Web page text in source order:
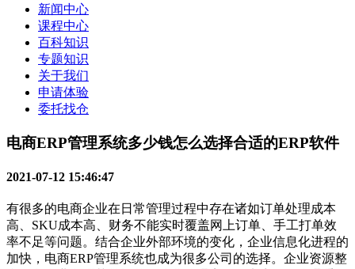
新闻中心
课程中心
百科知识
专题知识
关于我们
申请体验
委托找仓
电商ERP管理系统多少钱怎么选择合适的ERP软件
2021-07-12 15:46:47
有很多的电商企业在日常管理过程中存在诸如订单处理成本
高、SKU成本高、财务不能实时覆盖网上订单、手工打单效
率不足等问题。结合企业外部环境的变化，企业信息化进程的
加快，电商ERP管理系统也成为很多公司的选择。企业资源整